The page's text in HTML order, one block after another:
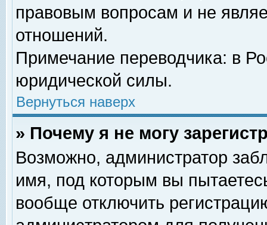
правовым вопросам и не
отношений.
Примечание переводчика: в
юридической силы.
Вернуться наверх
» Почему я не могу
Возможно, администратор
имя, под которым вы
вообще отключить